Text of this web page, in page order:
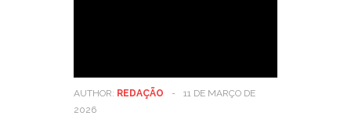
AUTHOR: REDAÇÃO -
11 DE MARÇO DE
2026